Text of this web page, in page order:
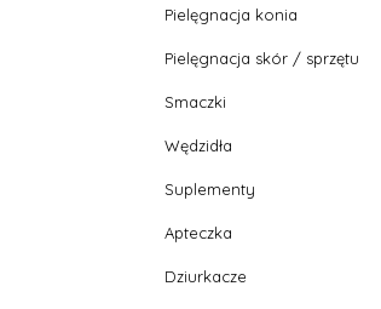
Pielęgnacja konia
Pielęgnacja skór / sprzętu
Smaczki
Wędzidła
Suplementy
Apteczka
Dziurkacze